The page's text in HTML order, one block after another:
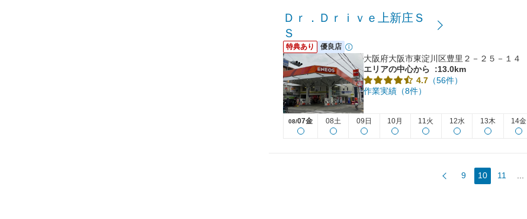
Ｄｒ．Ｄｒｉｖｅ上新庄Ｓ
Ｓ
特典あり 優良店
大阪府大阪市東淀川区豊里２－２５－１４
エリアの中心から
:13.0km
4.7 （56件）
作業実績（8件）
08/07金 08土 09日 10月 11火 12水 13木 14金
9 10 11 ...